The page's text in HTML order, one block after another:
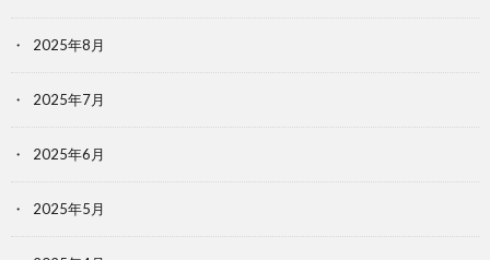
2025年8月
2025年7月
2025年6月
2025年5月